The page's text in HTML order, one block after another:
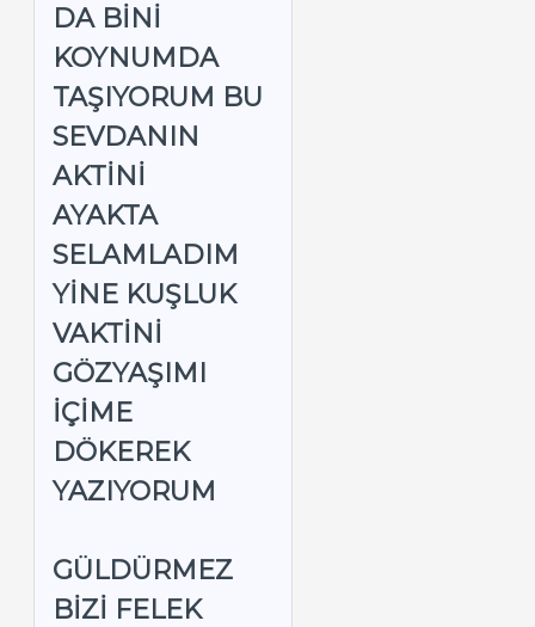
DA BINI
KOYNUMDA
TAŞIYORUM BU
SEVDANIN
AKTINI
AYAKTA
SELAMLADIM
YINE KUŞLUK
VAKTINI
GÖZYAŞIMI
IÇIME
DÖKEREK
YAZIYORUM
GÜLDÜRMEZ
BIZI FELEK